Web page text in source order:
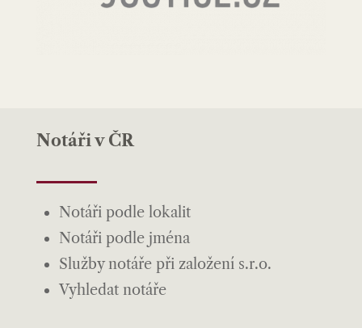
Notáři v ČR
Notáři podle lokalit
Notáři podle jména
Služby notáře při založení s.r.o.
Vyhledat notáře